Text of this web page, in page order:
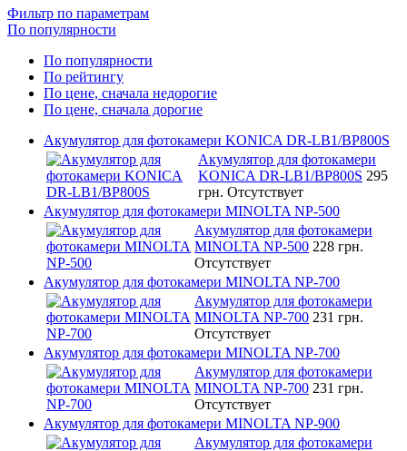
Фильтр по параметрам
По популярности
По популярности
По рейтингу
По цене, сначала недорогие
По цене, сначала дорогие
Акумулятор для фотокамери KONICA DR-LB1/BP800S
Акумулятор для фотокамери
KONICA DR-LB1/BP800S 295
грн. Отсутствует
Акумулятор для фотокамери MINOLTA NP-500
Акумулятор для фотокамери
MINOLTA NP-500 228 грн.
Отсутствует
Акумулятор для фотокамери MINOLTA NP-700
Акумулятор для фотокамери
MINOLTA NP-700 231 грн.
Отсутствует
Акумулятор для фотокамери MINOLTA NP-700
Акумулятор для фотокамери
MINOLTA NP-700 231 грн.
Отсутствует
Акумулятор для фотокамери MINOLTA NP-900
Акумулятор для фотокамери